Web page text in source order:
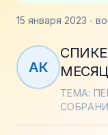
15 января 2023 ·
АК
ТЕМА: